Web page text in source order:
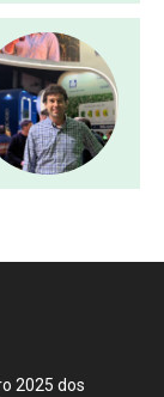
2025 dos